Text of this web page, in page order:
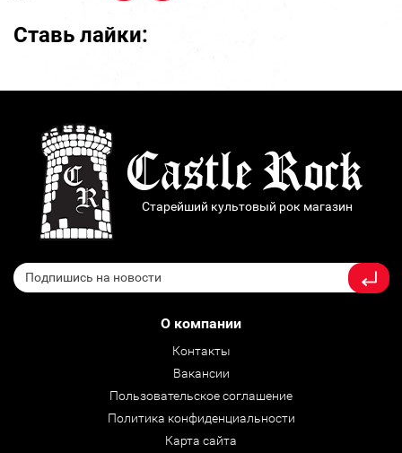
Ставь лайки:
Старейший культовый рок магазин
О компании
Контакты
Вакансии
Пользовательское соглашение
Политика конфиденциальности
Карта сайта